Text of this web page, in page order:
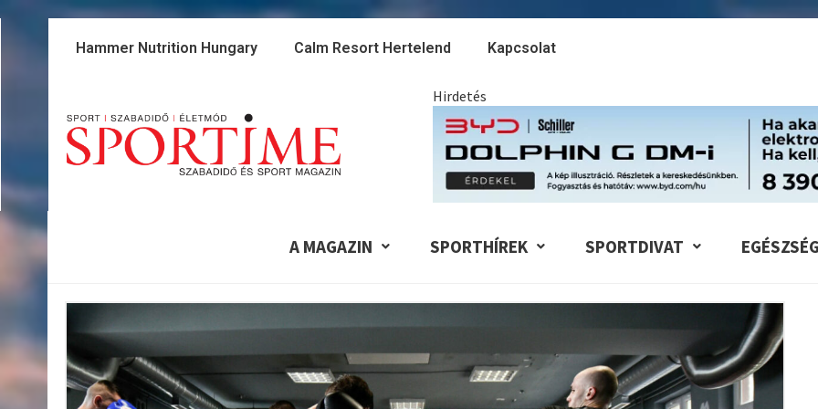
Hammer Nutrition Hungary Calm Resort Hertelend Kapcsolat
Hirdetés
A MAGAZIN SPORTHÍREK SPORTDIVAT EGÉSZSÉG